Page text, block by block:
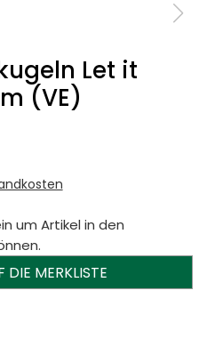
Let it
(VE)
um Artikel in den
DIE MERKLISTE